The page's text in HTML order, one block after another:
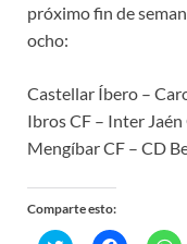
próximo fin de
ocho:
Castellar Íbero –
Ibros CF – Inter Jaén
Mengíbar CF – CD
Comparte esto: